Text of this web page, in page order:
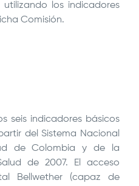
utilizando los indicadores
Comisión.
seis indicadores básicos
del Sistema Nacional
de Colombia y de la
de 2007. El acceso
Bellwether (capaz de